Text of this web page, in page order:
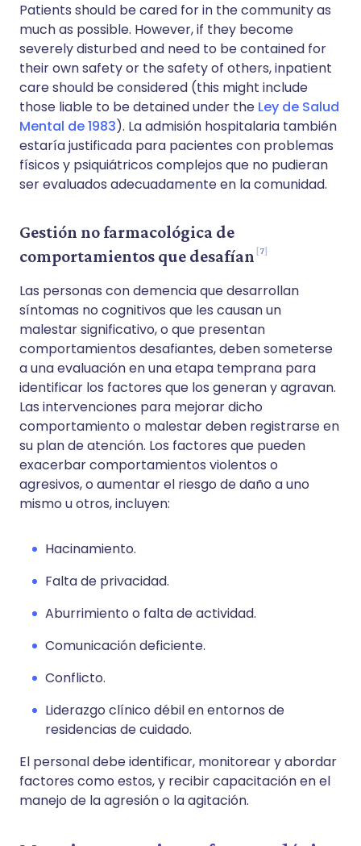
Patients should be cared for in the community as
much as possible. However, if they become
severely disturbed and need to be contained for
their own safety or the safety of others, inpatient
care should be considered (this might include
those liable to be detained under the Ley de Salud
Mental de 1983). La admisión hospitalaria también
estaría justificada para pacientes con problemas
físicos y psiquiátricos complejos que no pudieran
ser evaluados adecuadamente en la comunidad.
Gestión no farmacológica de
comportamientos que desafían 7
Las personas con demencia que desarrollan
síntomas no cognitivos que les causan un
malestar significativo, o que presentan
comportamientos desafiantes, deben someterse
a una evaluación en una etapa temprana para
identificar los factores que los generan y agravan.
Las intervenciones para mejorar dicho
comportamiento o malestar deben registrarse en
su plan de atención. Los factores que pueden
exacerbar comportamientos violentos o
agresivos, o aumentar el riesgo de daño a uno
mismo u otros, incluyen:
Hacinamiento.
Falta de privacidad.
Aburrimiento o falta de actividad.
Comunicación deficiente.
Conflicto.
Liderazgo clínico débil en entornos de
residencias de cuidado.
El personal debe identificar, monitorear y abordar
factores como estos, y recibir capacitación en el
manejo de la agresión o la agitación.